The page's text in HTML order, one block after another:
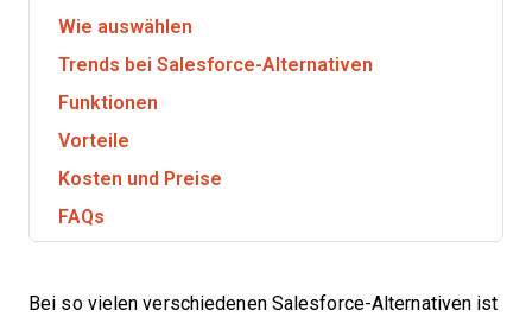
Wie auswählen
Trends bei Salesforce-Alternativen
Funktionen
Vorteile
Kosten und Preise
FAQs
Bei so vielen verschiedenen Salesforce-Alternativen ist